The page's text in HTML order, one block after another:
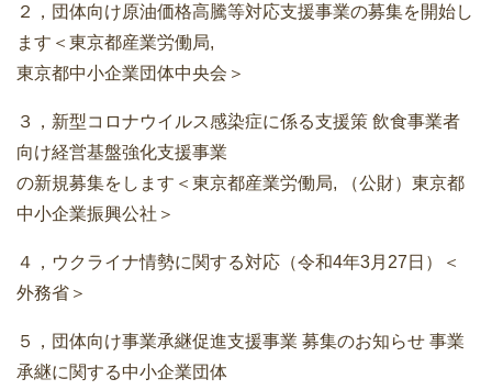
２，団体向け原油価格高騰等対応支援事業の募集を開始し
ます＜東京都産業労働局,
東京都中小企業団体中央会＞
３，新型コロナウイルス感染症に係る支援策 飲食事業者
向け経営基盤強化支援事業
の新規募集をします＜東京都産業労働局, （公財）東京都
中小企業振興公社＞
４，ウクライナ情勢に関する対応（令和4年3月27日）＜
外務省＞
５，団体向け事業承継促進支援事業 募集のお知らせ 事業
承継に関する中小企業団体